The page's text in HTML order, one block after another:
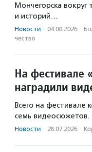
Мончегорска
и историй…
Новости · 04.08.2026 ·
чест­во
На фестивале
наградили
Всего на фестивале
семь видеосюжетов.
Новости · 28.07.2026 ·